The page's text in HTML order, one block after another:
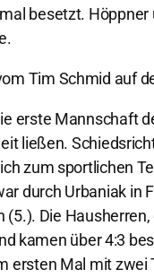
besetzt. Höppner
Tim Schmid auf
erste Mannschaft
ließen.
zum sportlichen
durch Urbaniak in
Die
kamen über 4:3
ersten Mal mit zwei